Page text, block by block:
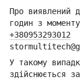
Про виявлений
годин з
+380953293012
У такому
здійснюється